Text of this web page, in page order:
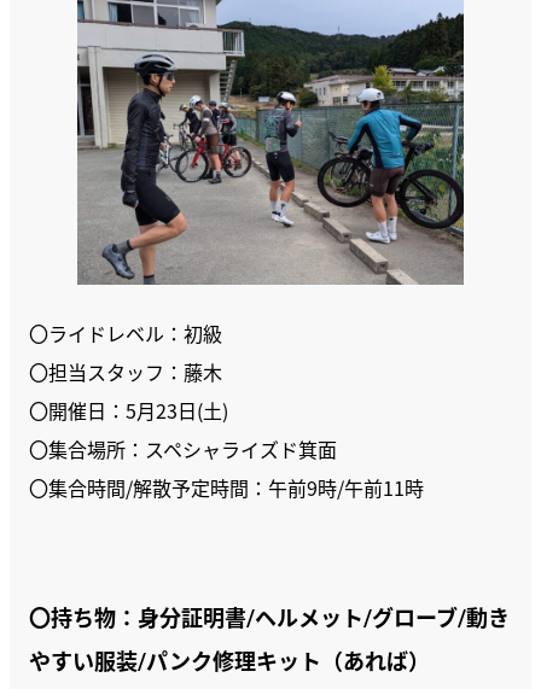
〇ライドレベル：初級
〇担当スタッフ：藤木
〇開催日：5月23日(土)
〇集合場所：スペシャライズド箕面
〇集合時間/解散予定時間：午前9時/午前11時
〇持ち物：身分証明書/ヘルメット/グローブ/動き
やすい服装/パンク修理キット（あれば）